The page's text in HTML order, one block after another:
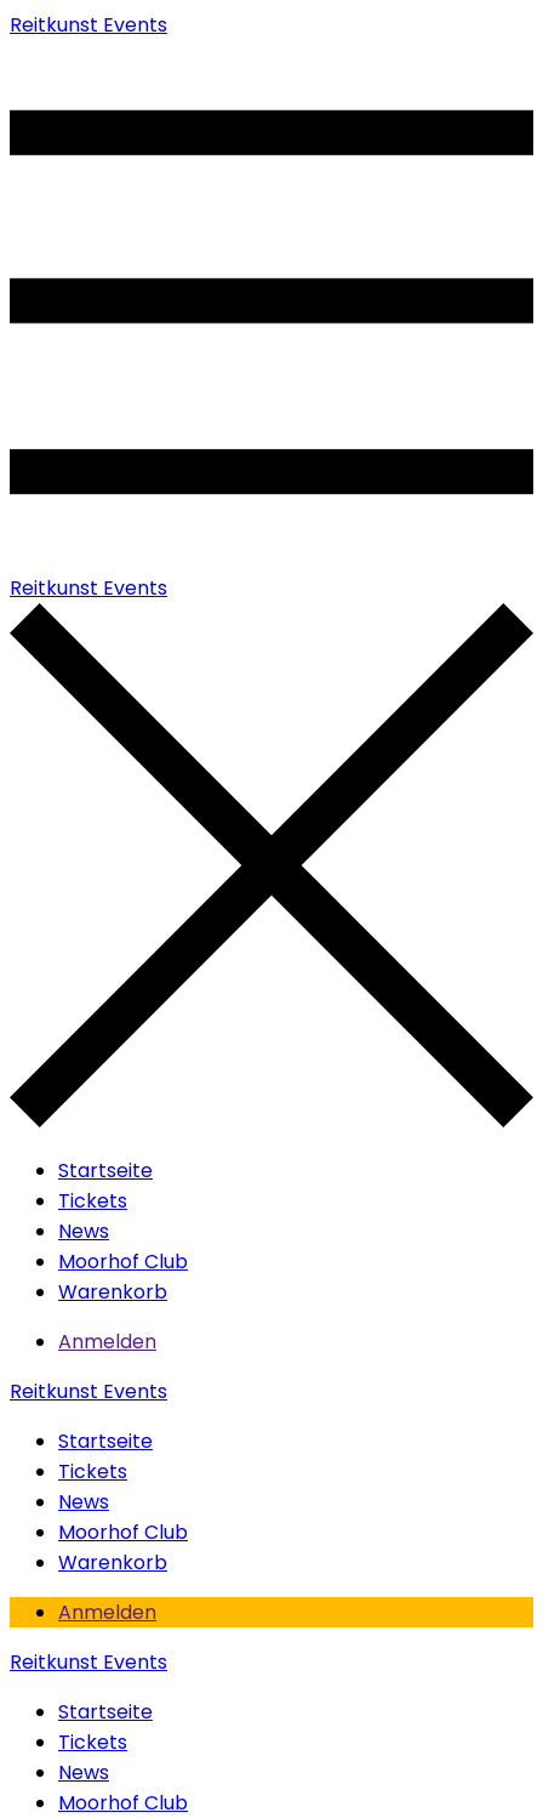
Reitkunst Events
Reitkunst Events
Startseite
Tickets
News
Moorhof Club
Warenkorb
Anmelden
Reitkunst Events
Startseite
Tickets
News
Moorhof Club
Warenkorb
Anmelden
Reitkunst Events
Startseite
Tickets
News
Moorhof Club